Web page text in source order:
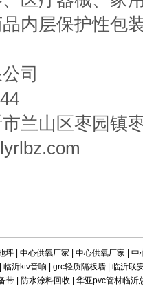
内层保护性包
司
兰山区枣园镇
坪| 中心供氧厂家 中心供氧厂家
中
临沂ktv音响 grc轻质隔板墙| 临沂联
带| 防水涂料回收 华亚pvc管材临沂